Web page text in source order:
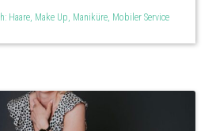
Haare, Make Up, Maniküre, Mobiler Service